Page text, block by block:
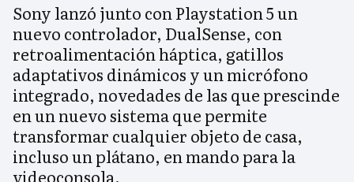
Sony lanzó junto con Playstation 5 un
nuevo controlador, DualSense, con
retroalimentación háptica, gatillos
adaptativos dinámicos y un micrófono
integrado, novedades de las que prescinde
en un nuevo sistema que permite
transformar cualquier objeto de casa,
incluso un plátano, en mando para la
videoconsola.